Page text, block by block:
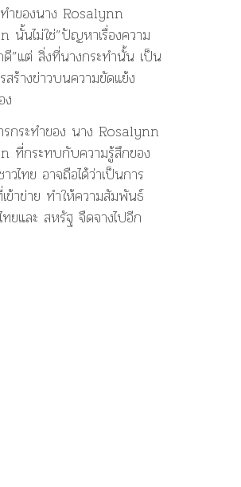
ำของนาง Rosalynn
นั้นไม่ใช่”ปัญหาเรื่องความ
”แต่ สิ่งที่นางกระทำนั้น เป็น
สร้างข่าวบนความขัดแย้ง
ง
กระทำของ นาง Rosalynn
ที่กระทบกับความรู้สึกของ
วไทย อาจถือได้ว่าเป็นการ
ข้าข่าย ทำให้ความสัมพันธ์
ทยและ สหรัฐ จืดจางไปอีก